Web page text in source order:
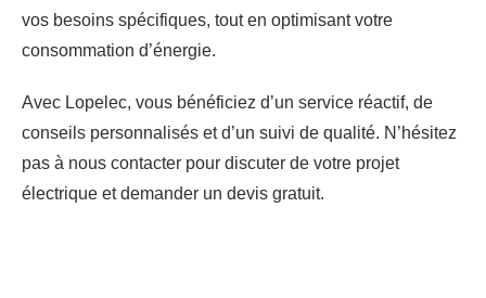
vos besoins spécifiques, tout en optimisant votre
consommation d’énergie.
Avec Lopelec, vous bénéficiez d’un service réactif, de
conseils personnalisés et d’un suivi de qualité. N’hésitez
pas à nous contacter pour discuter de votre projet
électrique et demander un devis gratuit.